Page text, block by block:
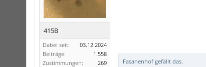
415B
Dabei seit:
03.12.2024
Beiträge:
1.558
Zustimmungen:
269 Fasanenhof gefällt das.